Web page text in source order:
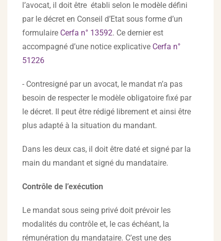
l’avocat, il doit être établi selon le modèle défini
par le décret en Conseil d’Etat sous forme d’un
formulaire Cerfa n° 13592. Ce dernier est
accompagné d’une notice explicative Cerfa n°
51226
- Contresigné par un avocat, le mandat n’a pas
besoin de respecter le modèle obligatoire fixé par
le décret. Il peut être rédigé librement et ainsi être
plus adapté à la situation du mandant.
Dans les deux cas, il doit être daté et signé par la
main du mandant et signé du mandataire.
Contrôle de l’exécution
Le mandat sous seing privé doit prévoir les
modalités du contrôle et, le cas échéant, la
rémunération du mandataire. C’est une des